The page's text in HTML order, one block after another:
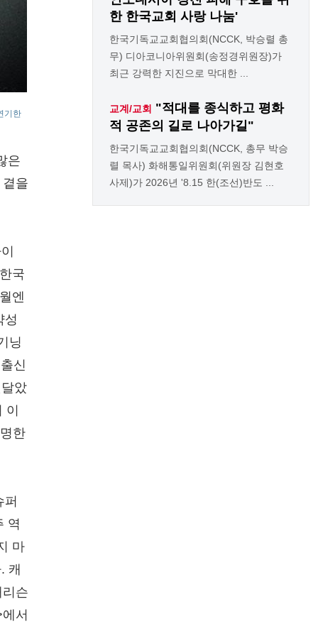
기한
은
을
국
엔
성
닝
신
았
한
퍼
역
마
캐
슨
서
한 한국교회 사랑 나눔'
한국기독교교회협의회(NCCK, 박승렬 총
무) 디아코니아위원회(송정경위원장)가
최근 강력한 지진으로 막대한 ...
교계/교회 "적대를 종식하고 평화
적 공존의 길로 나아가길"
한국기독교교회협의회(NCCK, 총무 박승
렬 목사) 화해통일위원회(위원장 김현호
사제)가 2026년 '8.15 한(조선)반도 ...